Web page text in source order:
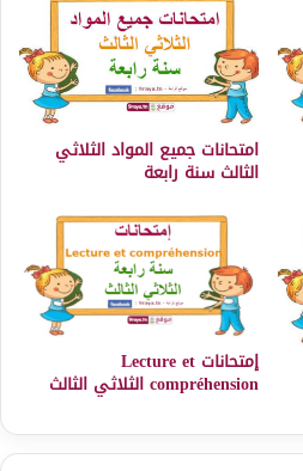
امتحانات جميع المواد الثلاثي
الثالث سنة رابعة
إمتحانات Lecture et
compréhension الثلاثي الثالث